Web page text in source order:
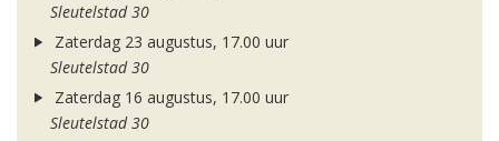
Sleutelstad 30
Zaterdag 23 augustus, 17.00 uur
Sleutelstad 30
Zaterdag 16 augustus, 17.00 uur
Sleutelstad 30